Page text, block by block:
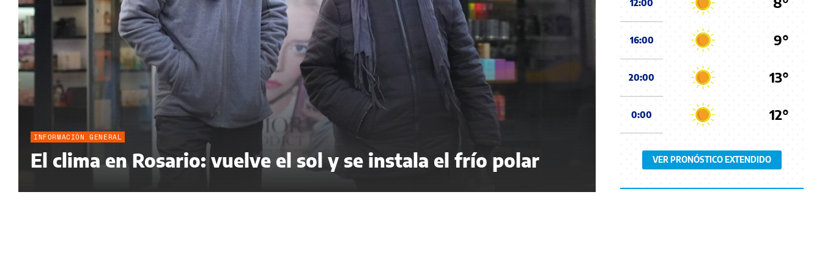
INFORMACIÓN GENERAL
El clima en Rosario: vuelve el sol y se instala el frío polar
12:00
16:00 9°
20:00 13°
0:00 12°
VER PRONÓSTICO EXTENDIDO